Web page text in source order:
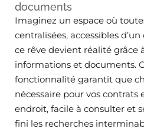
documents
Imaginez un espace où
centralisées, accessibles
ce rêve devient réalité grâce
informations et documents.
fonctionnalité garantit que
nécessaire pour vos contrats
endroit, facile à consulter et
fini les recherches